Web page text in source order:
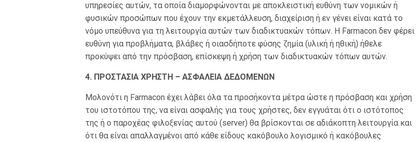
υπηρεσίες αυτών, τα οποία διαμορφώνονται με αποκλειστική ευθύνη των νομικών ή
φυσικών προσώπων που έχουν την εκμετάλλευση, διαχείριση ή εν γένει είναι κατά το
νόμο υπεύθυνα για τη λειτουργία αυτών των διαδικτυακών τόπων. Η Farmacon δεν φέρει
ευθύνη για προβλήματα, βλάβες ή οιασδήποτε φύσης ζημία (υλική ή ηθική) ήθελε
προκύψει από την πρόσβαση, επίσκεψη ή χρήση των διαδικτυακών τόπων αυτών.
4. ΠΡΟΣΤΑΣΙΑ ΧΡΗΣΤΗ – ΑΣΦΑΛΕΙΑ ΔΕΔΟΜΕΝΩΝ
Μολονότι η Farmacon έχει λάβει όλα τα προσήκοντα μέτρα ώστε η πρόσβαση και χρήση
του ιστoτόπου της, να είναι ασφαλής για τους χρήστες, δεν εγγυάται ότι ο ιστότοπος
της ή ο παροχέας φιλοξενίας αυτού (server) θα βρίσκονται σε αδιάκοπτη λειτουργία και
ότι θα είναι απαλλαγμένοι από κάθε είδους κακόβουλο λογισμικό ή κακόβουλες